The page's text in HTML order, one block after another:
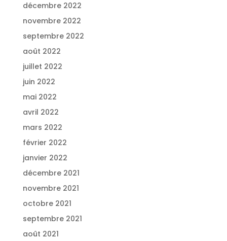
décembre 2022
novembre 2022
septembre 2022
août 2022
juillet 2022
juin 2022
mai 2022
avril 2022
mars 2022
février 2022
janvier 2022
décembre 2021
novembre 2021
octobre 2021
septembre 2021
août 2021